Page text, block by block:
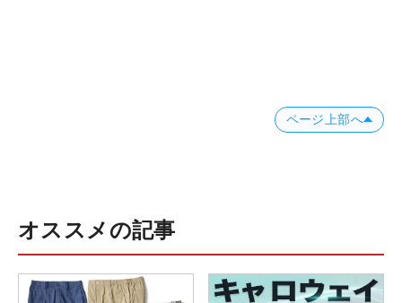
ページ上部へ
オススメの記事